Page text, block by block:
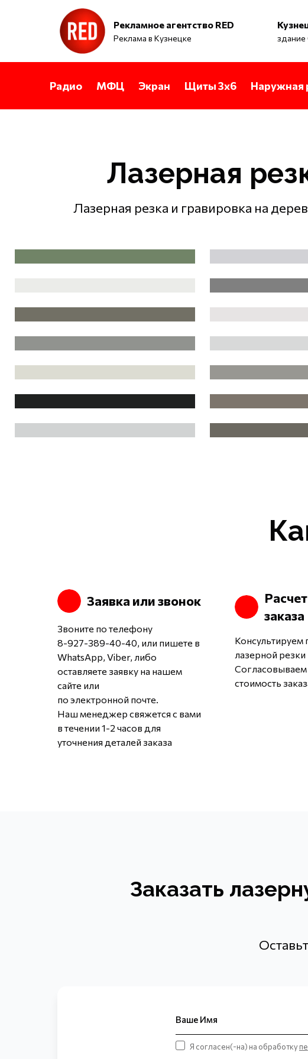
Рекламное агентство RED
Реклама в Кузнецке здание
Радио МФЦ Экран Щиты 3х6 Наружная
Лазерная
Лазерная резка и гравировка на
Заявка или звонок
Звоните по телефону
8-927-389-40-40, или пишете в
WhatsApp, Viber, либо
оставляете заявку на нашем
сайте или
по электронной почте.
Наш менеджер свяжется с вами
в течении 1-2 часов для
уточнения деталей заказа
заказа
Консультируем
лазерной
стоимость
Заказать
Ваше Имя
Я согласен(-на) на обработку